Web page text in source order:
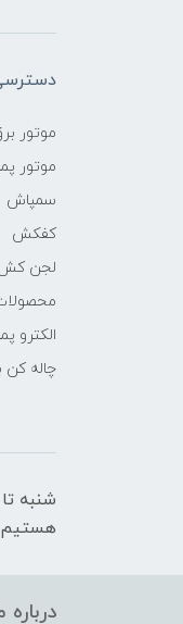
موتور
موتور
سمپاش
کفکش
لجن
الکترو
چاله کن
هستیم
درباره